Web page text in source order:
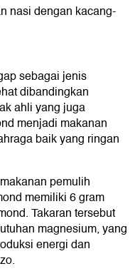
nasi dengan kacang-
sebagai jenis
dibandingkan
ahli yang juga
menjadi makanan
baik yang ringan
pemulih
memiliki 6 gram
Takaran tersebut
magnesium, yang
energi dan